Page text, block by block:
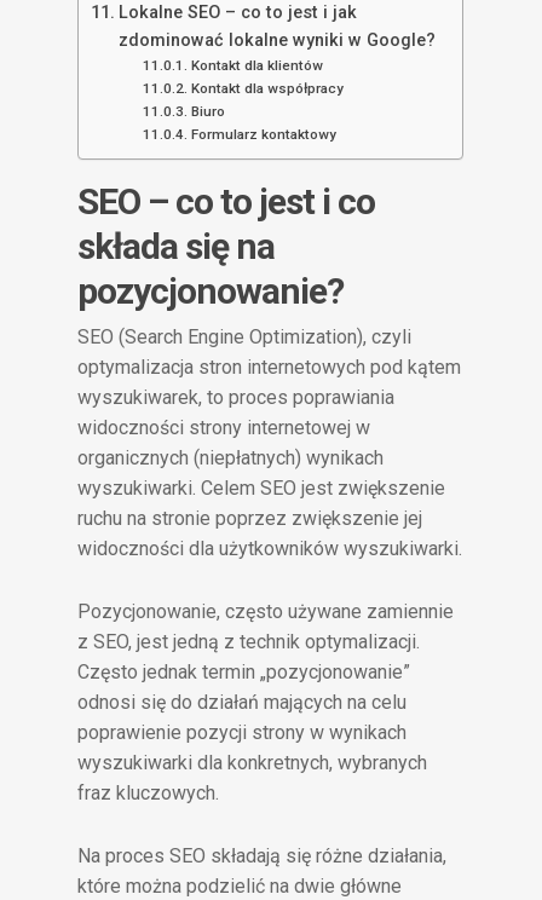
Lokalne SEO – co to jest i jak
zdominować lokalne wyniki w Google?
Kontakt dla klientów
Kontakt dla współpracy
Biuro
Formularz kontaktowy
SEO – co to jest i co
składa się na
pozycjonowanie?
SEO (Search Engine Optimization), czyli
optymalizacja stron internetowych pod kątem
wyszukiwarek, to proces poprawiania
widoczności strony internetowej w
organicznych (niepłatnych) wynikach
wyszukiwarki. Celem SEO jest zwiększenie
ruchu na stronie poprzez zwiększenie jej
widoczności dla użytkowników wyszukiwarki.
Pozycjonowanie, często używane zamiennie
z SEO, jest jedną z technik optymalizacji.
Często jednak termin „pozycjonowanie”
odnosi się do działań mających na celu
poprawienie pozycji strony w wynikach
wyszukiwarki dla konkretnych, wybranych
fraz kluczowych.
Na proces SEO składają się różne działania,
które można podzielić na dwie główne